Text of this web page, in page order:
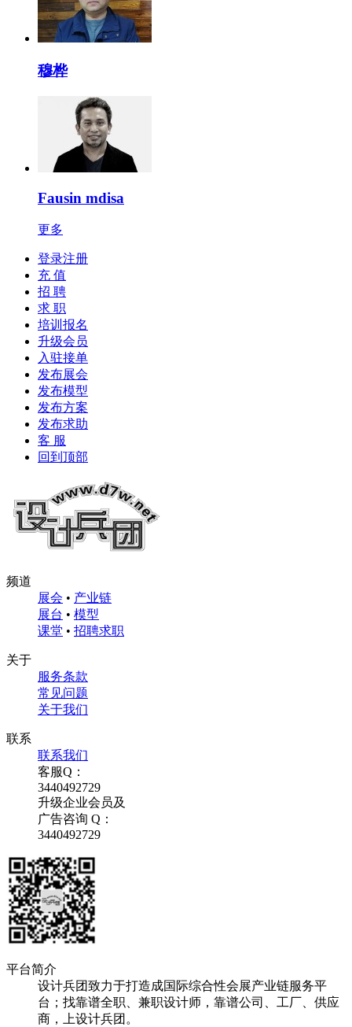
穆桦
Fausin mdisa
更多
登录注册
充 值
招 聘
求 职
培训报名
升级会员
入驻接单
发布展会
发布模型
发布方案
发布求助
客 服
回到顶部
频道
展会 • 产业链
展台 • 模型
课堂 • 招聘求职
关于
服务条款
常见问题
关于我们
联系
联系我们
客服Q：
3440492729
升级企业会员及
广告咨询 Q：
3440492729
平台简介
设计兵团致力于打造成国际综合性会展产业链服务平
台；找靠谱全职、兼职设计师，靠谱公司、工厂、供应
商，上设计兵团。